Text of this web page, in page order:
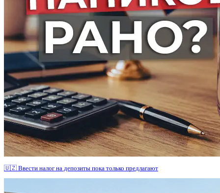
🇺🇿 Ввести налог на депозиты пока только предлагают